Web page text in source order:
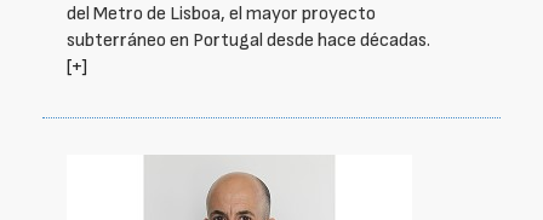
del Metro de Lisboa, el mayor proyecto
subterráneo en Portugal desde hace décadas.
[+]